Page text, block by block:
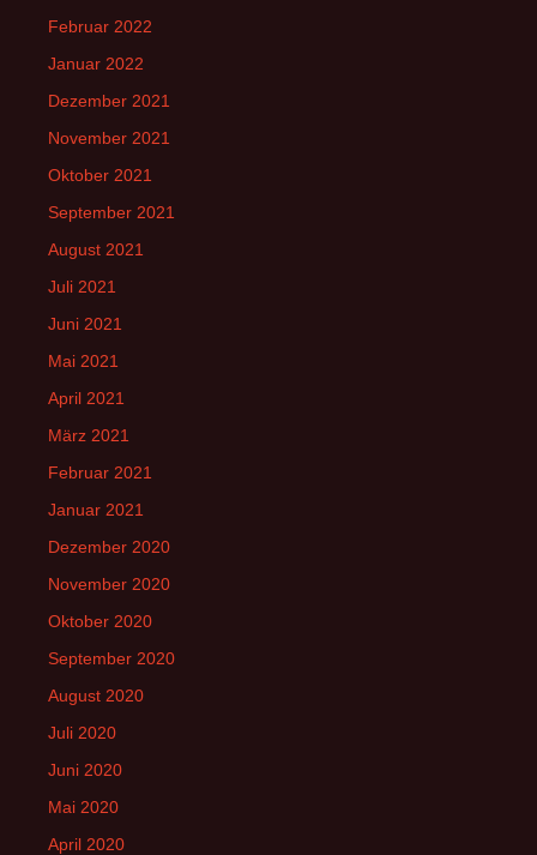
Februar 2022
Januar 2022
Dezember 2021
November 2021
Oktober 2021
September 2021
August 2021
Juli 2021
Juni 2021
Mai 2021
April 2021
März 2021
Februar 2021
Januar 2021
Dezember 2020
November 2020
Oktober 2020
September 2020
August 2020
Juli 2020
Juni 2020
Mai 2020
April 2020